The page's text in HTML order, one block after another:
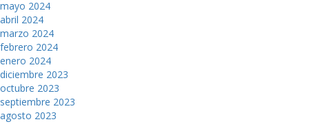
mayo 2024
abril 2024
marzo 2024
febrero 2024
enero 2024
diciembre 2023
octubre 2023
septiembre 2023
agosto 2023